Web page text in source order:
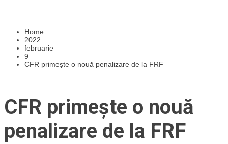
Home
2022
februarie
9
CFR primește o nouă penalizare de la FRF
CFR primește o nouă
penalizare de la FRF